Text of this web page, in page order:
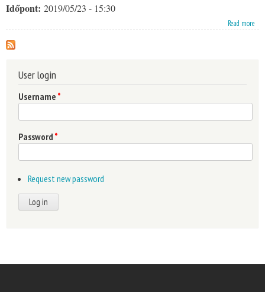
Időpont: 2019/05/23 - 15:30
Read more
about A keresztyén hit: átélés, hozzájárulás és odatartozás. Személyesség, lokalitás és
egyetemesség
User login
Username *
Password *
Request new password